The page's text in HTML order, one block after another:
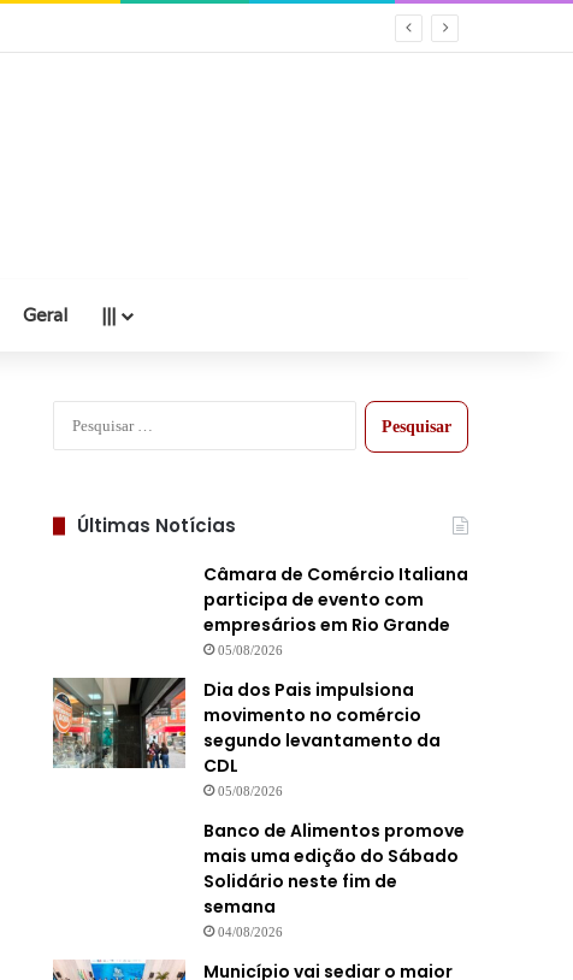
Geral |||
Pesquisar
Últimas Notícias
Câmara de Comércio Italiana
participa de evento com
empresários em Rio Grande
05/08/2026
Dia dos Pais impulsiona
movimento no comércio
segundo levantamento da
CDL
05/08/2026
Banco de Alimentos promove
mais uma edição do Sábado
Solidário neste fim de
semana
04/08/2026
Município vai sediar o maior